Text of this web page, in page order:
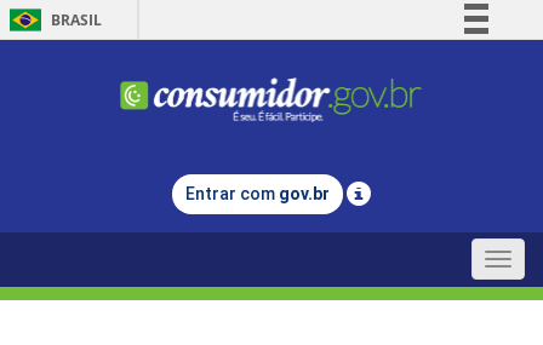
BRASIL
Comunica BR
Legislação
Entrar com gov.br
Toggle